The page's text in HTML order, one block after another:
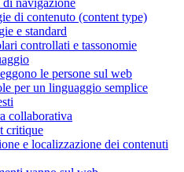
navigazione
di contenuto (content type)
e standard
controllati e tassonomie
le persone sul web
per un linguaggio semplice
collaborativa
critique
e localizzazione dei contenuti